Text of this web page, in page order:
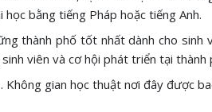
bằng tiếng Pháp hoặc tiếng Anh.
thành phố tốt nhất dành cho
viên và cơ hội phát triển tại thành
gian học thuật nơi đây được